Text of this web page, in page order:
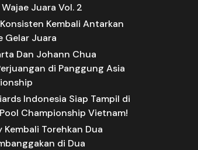
Juara Vol. 2
Kembali Antarkan
Gelar Juara
Dan Johann Chua
di Panggung Asia
Indonesia Siap Tampil di
Championship Vietnam!
Kembali Torehkan Dua
di Dua